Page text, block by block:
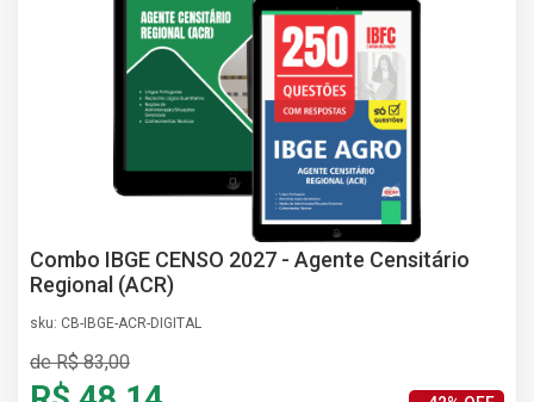
Combo IBGE CENSO 2027 - Agente Censitário
Regional (ACR)
sku: CB-IBGE-ACR-DIGITAL
de R$ 83,00